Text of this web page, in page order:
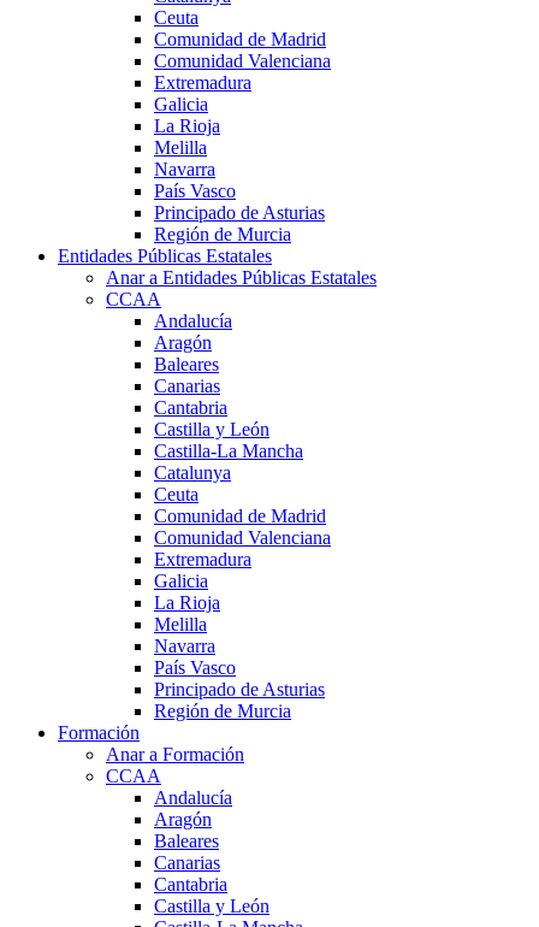
Ceuta
Comunidad de Madrid
Comunidad Valenciana
Extremadura
Galicia
La Rioja
Melilla
Navarra
País Vasco
Principado de Asturias
Región de Murcia
Entidades Públicas Estatales
Anar a Entidades Públicas Estatales
CCAA
Andalucía
Aragón
Baleares
Canarias
Cantabria
Castilla y León
Castilla-La Mancha
Catalunya
Ceuta
Comunidad de Madrid
Comunidad Valenciana
Extremadura
Galicia
La Rioja
Melilla
Navarra
País Vasco
Principado de Asturias
Región de Murcia
Formación
Anar a Formación
CCAA
Andalucía
Aragón
Baleares
Canarias
Cantabria
Castilla y León